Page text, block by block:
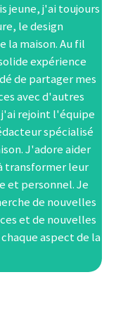
jeune, j'ai toujours
le design
la maison. Au fil
expérience
de partager mes
avec d'autres
j'ai rejoint l'équipe
spécialisé
J'adore aider
transformer leur
et personnel. Je
de nouvelles
et de nouvelles
aspect de la